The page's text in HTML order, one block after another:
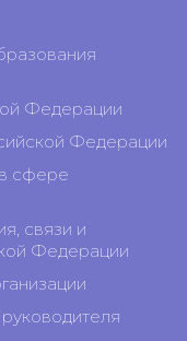
Федерации
Федерации
сфере
связи и
Федерации